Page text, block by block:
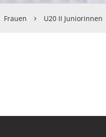
Frauen U20 II Juniorinnen